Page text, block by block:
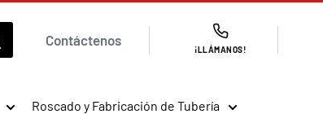
Contáctenos
¡LLÁMANOS!
Roscado y Fabricación de Tubería